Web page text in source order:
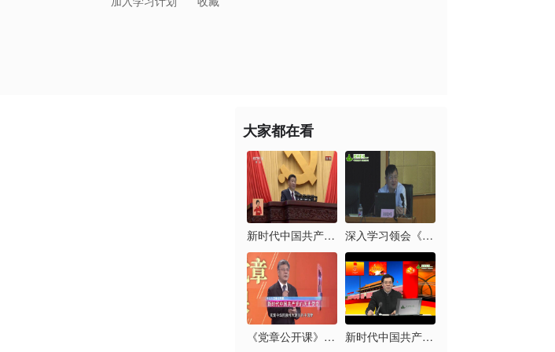
大家都在看
新时代中国共产党的历... 深入学习领会《习近平...
《党章公开课》第六讲... 新时代中国共产党的历...